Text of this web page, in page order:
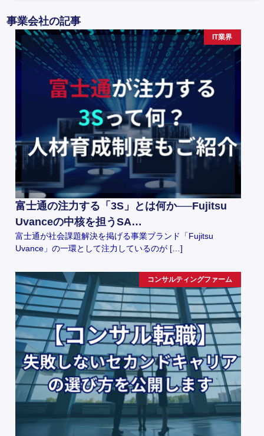
事業会社の記事
IT業界
富士通の注力する「3S」とは何か──Fujitsu
Uvanceの中核を担うSA…
富士通が社会課題解決を掲げる事業ブランド「Fujitsu
Uvance」の一環として注力しているのが […]
コンサルティングファーム